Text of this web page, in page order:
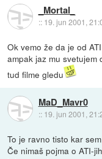
_Mortal_
:: 19. jun 2001,
Ok vemo že da je od
ampak jaz mu svetujem
tud filme gledu
MaD_Mavr0
:: 19. jun 2001,
To je ravno tisto kar
Če nimaš pojma o ATI-